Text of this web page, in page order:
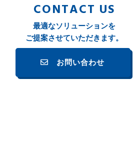
CONTACT US
最適なソリューションを
ご提案させていただきます。
お問い合わせ